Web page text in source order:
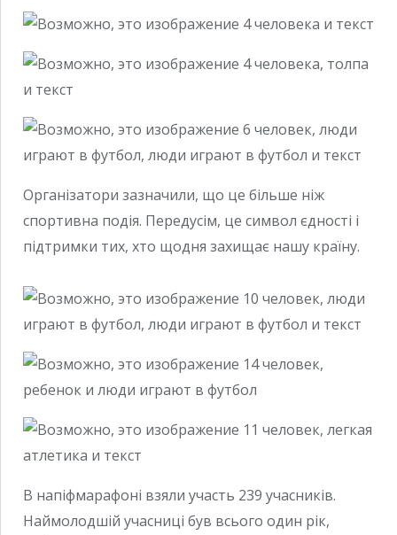
Організатори зазначили, що це більше ніж
спортивна подія. Передусім, це символ єдності і
підтримки тих, хто щодня захищає нашу країну.
В напіфмарафоні взяли участь 239 учасників.
Наймолодшій учасниці був всього один рік,